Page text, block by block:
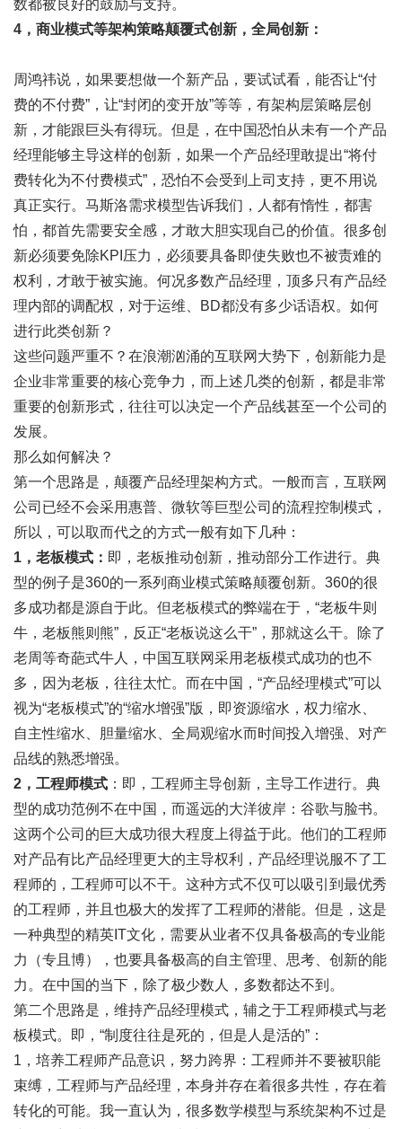
数都被良好的鼓励与支持。
4，商业模式等架构策略颠覆式创新，全局创新：
周鸿祎说，如果要想做一个新产品，要试试看，能否让“付
费的不付费”，让“封闭的变开放”等等，有架构层策略层创
新，才能跟巨头有得玩。但是，在中国恐怕从未有一个产品
经理能够主导这样的创新，如果一个产品经理敢提出“将付
费转化为不付费模式”，恐怕不会受到上司支持，更不用说
真正实行。马斯洛需求模型告诉我们，人都有惰性，都害
怕，都首先需要安全感，才敢大胆实现自己的价值。很多创
新必须要免除KPI压力，必须要具备即使失败也不被责难的
权利，才敢于被实施。何况多数产品经理，顶多只有产品经
理内部的调配权，对于运维、BD都没有多少话语权。如何
进行此类创新？
这些问题严重不？在浪潮汹涌的互联网大势下，创新能力是
企业非常重要的核心竞争力，而上述几类的创新，都是非常
重要的创新形式，往往可以决定一个产品线甚至一个公司的
发展。
那么如何解决？
第一个思路是，颠覆产品经理架构方式。一般而言，互联网
公司已经不会采用惠普、微软等巨型公司的流程控制模式，
所以，可以取而代之的方式一般有如下几种：
1，老板模式： 即，老板推动创新，推动部分工作进行。典
型的例子是360的一系列商业模式策略颠覆创新。360的很
多成功都是源自于此。但老板模式的弊端在于，“老板牛则
牛，老板熊则熊”，反正“老板说这么干”，那就这么干。除了
老周等奇葩式牛人，中国互联网采用老板模式成功的也不
多，因为老板，往往太忙。而在中国，“产品经理模式”可以
视为“老板模式”的“缩水增强”版，即资源缩水，权力缩水、
自主性缩水、胆量缩水、全局观缩水而时间投入增强、对产
品线的熟悉增强。
2，工程师模式 ：即，工程师主导创新，主导工作进行。典
型的成功范例不在中国，而遥远的大洋彼岸：谷歌与脸书。
这两个公司的巨大成功很大程度上得益于此。他们的工程师
对产品有比产品经理更大的主导权利，产品经理说服不了工
程师的，工程师可以不干。这种方式不仅可以吸引到最优秀
的工程师，并且也极大的发挥了工程师的潜能。但是，这是
一种典型的精英IT文化，需要从业者不仅具备极高的专业能
力（专且博），也要具备极高的自主管理、思考、创新的能
力。在中国的当下，除了极少数人，多数都达不到。
第二个思路是，维持产品经理模式，辅之于工程师模式与老
板模式。即，“制度往往是死的，但是人是活的”：
1，培养工程师产品意识，努力跨界：工程师并不要被职能
束缚，工程师与产品经理，本身并存在着很多共性，存在着
转化的可能。我一直认为，很多数学模型与系统架构不过是